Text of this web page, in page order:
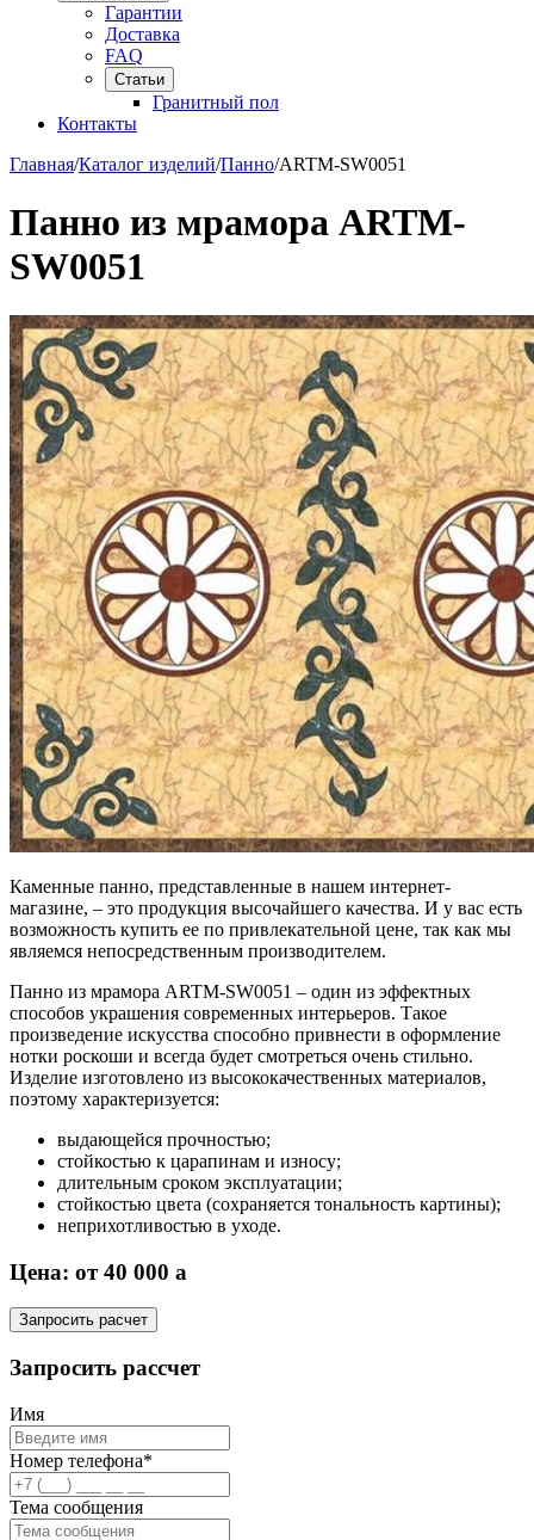
Гарантии
Доставка
FAQ
Статьи
Гранитный пол
Контакты
Главная/Каталог изделий/Панно/ARTM-SW0051
Панно из мрамора ARTM-
SW0051
Каменные панно, представленные в нашем интернет-
магазине, – это продукция высочайшего качества. И у вас есть
возможность купить ее по привлекательной цене, так как мы
являемся непосредственным производителем.
Панно из мрамора ARTM-SW0051 – один из эффектных
способов украшения современных интерьеров. Такое
произведение искусства способно привнести в оформление
нотки роскоши и всегда будет смотреться очень стильно.
Изделие изготовлено из высококачественных материалов,
поэтому характеризуется:
выдающейся прочностью;
стойкостью к царапинам и износу;
длительным сроком эксплуатации;
стойкостью цвета (сохраняется тональность картины);
неприхотливостью в уходе.
Цена: от 40 000 a
Запросить расчет
Запросить рассчет
Имя
Номер телефона*
Тема сообщения